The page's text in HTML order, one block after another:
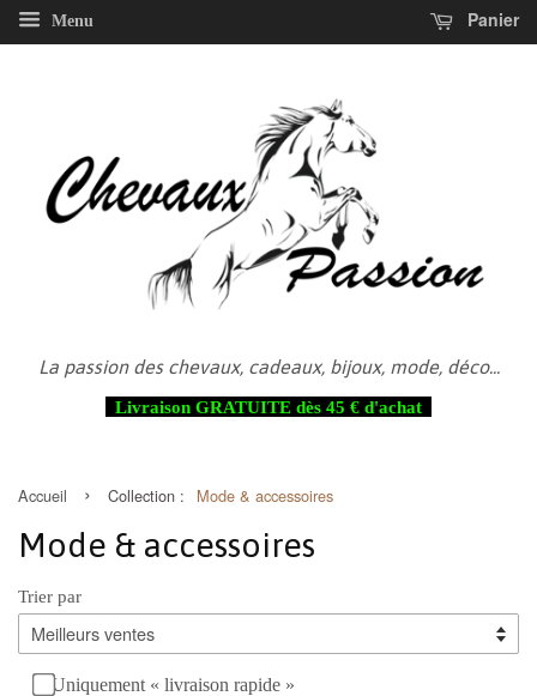
Menu Panier
La passion des chevaux, cadeaux, bijoux, mode, déco...
Livraison GRATUITE dès 45 € d'achat
Accueil › Collection : Mode & accessoires
Mode & accessoires
Trier par
Uniquement « livraison rapide »